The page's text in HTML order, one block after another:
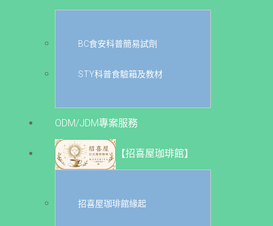
BC食安科普簡易試劑
STY科普食驗箱及教材
ODM/JDM專案服務
【招喜屋珈琲館】
招喜屋珈琲館緣起